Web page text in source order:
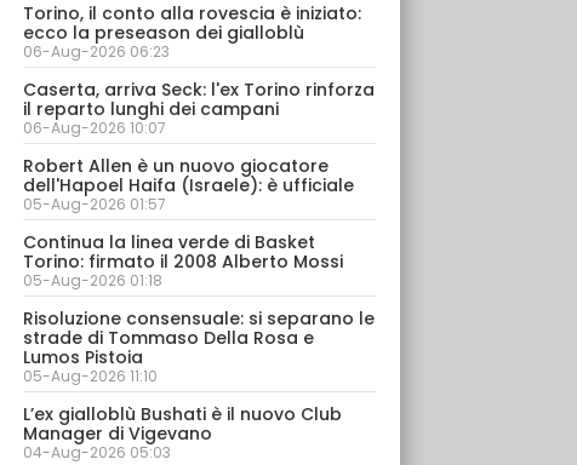
Torino, il conto alla rovescia è iniziato:
ecco la preseason dei gialloblù
06-Aug-2026 06:23
Caserta, arriva Seck: l'ex Torino rinforza
il reparto lunghi dei campani
06-Aug-2026 10:07
Robert Allen è un nuovo giocatore
dell'Hapoel Haifa (Israele): è ufficiale
05-Aug-2026 01:57
Continua la linea verde di Basket
Torino: firmato il 2008 Alberto Mossi
05-Aug-2026 01:18
Risoluzione consensuale: si separano le
strade di Tommaso Della Rosa e
Lumos Pistoia
05-Aug-2026 11:10
L’ex gialloblù Bushati è il nuovo Club
Manager di Vigevano
04-Aug-2026 05:03